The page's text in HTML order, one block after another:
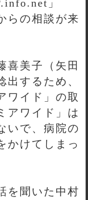
」
らの相談が来
喜美子（矢田
出するため、
ワイド」の取
アワイド」は
いで、病院の
かけてしまっ
を聞いた中村